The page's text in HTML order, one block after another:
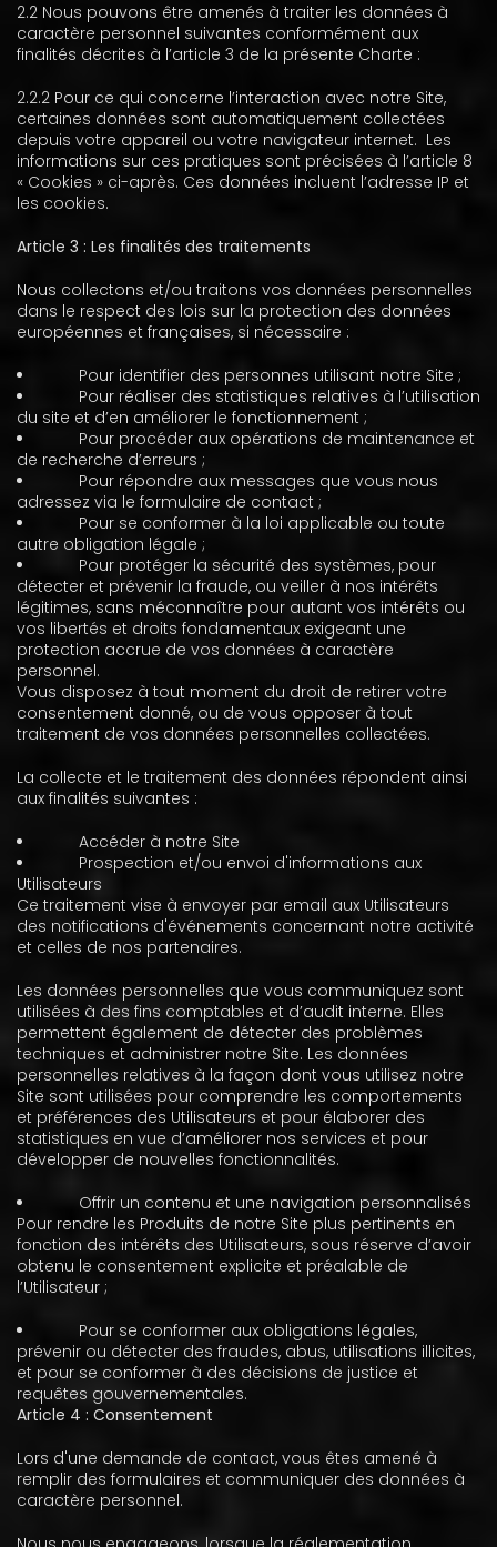
2.2 Nous pouvons être amenés à traiter les données à
caractère personnel suivantes conformément aux
finalités décrites à l’article 3 de la présente Charte :
2.2.2 Pour ce qui concerne l’interaction avec notre Site,
certaines données sont automatiquement collectées
depuis votre appareil ou votre navigateur internet. Les
informations sur ces pratiques sont précisées à l’article 8
« Cookies » ci-après. Ces données incluent l’adresse IP et
les cookies.
Article 3 : Les finalités des traitements
Nous collectons et/ou traitons vos données personnelles
dans le respect des lois sur la protection des données
européennes et françaises, si nécessaire :
Pour identifier des personnes utilisant notre Site ;
Pour réaliser des statistiques relatives à l’utilisation
du site et d’en améliorer le fonctionnement ;
Pour procéder aux opérations de maintenance et
de recherche d’erreurs ;
Pour répondre aux messages que vous nous
adressez via le formulaire de contact ;
Pour se conformer à la loi applicable ou toute
autre obligation légale ;
Pour protéger la sécurité des systèmes, pour
détecter et prévenir la fraude, ou veiller à nos intérêts
légitimes, sans méconnaître pour autant vos intérêts ou
vos libertés et droits fondamentaux exigeant une
protection accrue de vos données à caractère
personnel.
Vous disposez à tout moment du droit de retirer votre
consentement donné, ou de vous opposer à tout
traitement de vos données personnelles collectées.
La collecte et le traitement des données répondent ainsi
aux finalités suivantes :
Accéder à notre Site
Prospection et/ou envoi d'informations aux
Utilisateurs
Ce traitement vise à envoyer par email aux Utilisateurs
des notifications d'événements concernant notre activité
et celles de nos partenaires.
Les données personnelles que vous communiquez sont
utilisées à des fins comptables et d’audit interne. Elles
permettent également de détecter des problèmes
techniques et administrer notre Site. Les données
personnelles relatives à la façon dont vous utilisez notre
Site sont utilisées pour comprendre les comportements
et préférences des Utilisateurs et pour élaborer des
statistiques en vue d’améliorer nos services et pour
développer de nouvelles fonctionnalités.
Offrir un contenu et une navigation personnalisés
Pour rendre les Produits de notre Site plus pertinents en
fonction des intérêts des Utilisateurs, sous réserve d’avoir
obtenu le consentement explicite et préalable de
l’Utilisateur ;
Pour se conformer aux obligations légales,
prévenir ou détecter des fraudes, abus, utilisations illicites,
et pour se conformer à des décisions de justice et
requêtes gouvernementales.
Article 4 : Consentement
Lors d'une demande de contact, vous êtes amené à
remplir des formulaires et communiquer des données à
caractère personnel.